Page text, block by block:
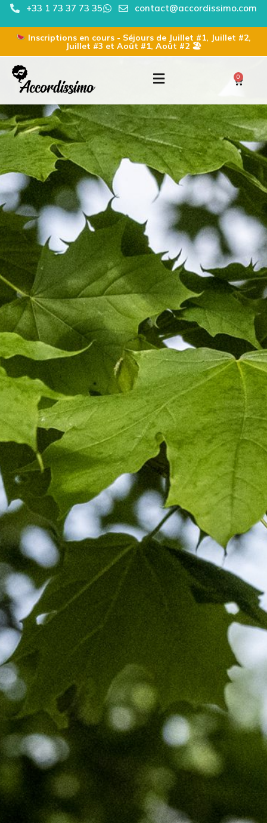
+33 1 73 37 73 35 contact@accordissimo.com
Inscriptions en cours - Séjours de Juillet #1, Juillet #2,
Juillet #3 et Août #1, Août #2 🏖
0